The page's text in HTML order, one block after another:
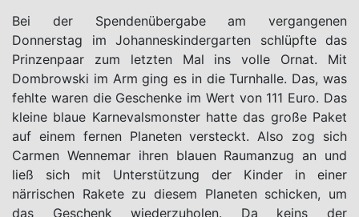
Bei der Spendenübergabe am vergangenen
Donnerstag im Johanneskindergarten schlüpfte das
Prinzenpaar zum letzten Mal ins volle Ornat. Mit
Dombrowski im Arm ging es in die Turnhalle. Das, was
fehlte waren die Geschenke im Wert von 111 Euro. Das
kleine blaue Karnevalsmonster hatte das große Paket
auf einem fernen Planeten versteckt. Also zog sich
Carmen Wennemar ihren blauen Raumanzug an und
ließ sich mit Unterstützung der Kinder in einer
närrischen Rakete zu diesem Planeten schicken, um
das Geschenk wiederzuholen. Da keins der